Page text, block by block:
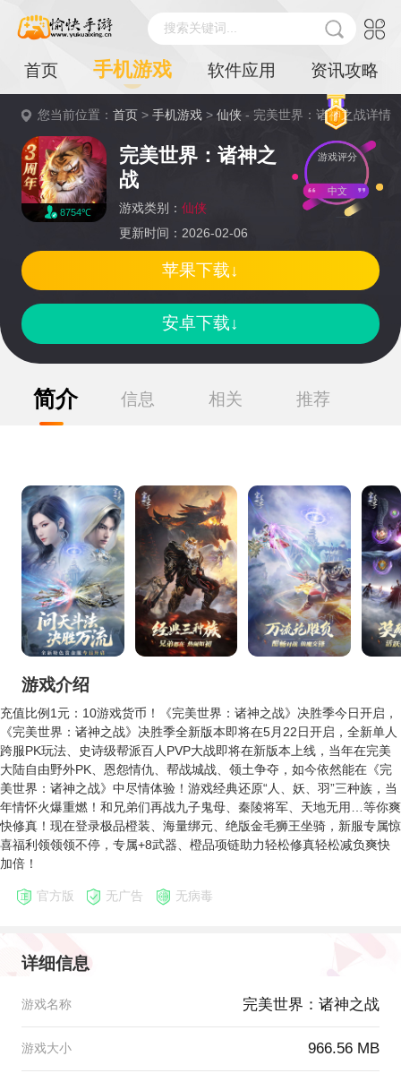
搜索关键词...
首页 手机游戏 软件应用 资讯攻略
您当前位置：首页 >手机游戏 >仙侠 - 完美世界：诸神之战详情
8754℃
完美世界：诸神之
战
游戏类别： 仙侠
更新时间：2026-02-06
游戏评分
中文
安卓下载↓
苹果下载↓
简介 信息 相关 推荐
游戏介绍
充值比例1元：10游戏货币！《完美世界：诸神之战》决胜季今日开启，
《完美世界：诸神之战》决胜季全新版本即将在5月22日开启，全新单人
跨服PK玩法、史诗级帮派百人PVP大战即将在新版本上线，当年在完美
大陆自由野外PK、恩怨情仇、帮战城战、领土争夺，如今依然能在《完
美世界：诸神之战》中尽情体验！游戏经典还原“人、妖、羽”三种族，当
年情怀火爆重燃！和兄弟们再战九子鬼母、秦陵将军、天地无用…等你爽
快修真！现在登录极品橙装、海量绑元、绝版金毛狮王坐骑，新服专属惊
喜福利领领领不停，专属+8武器、橙品项链助力轻松修真轻松减负爽快
加倍！
官方版 无广告 无病毒
详细信息
游戏名称 完美世界：诸神之战
游戏大小 966.56 MB